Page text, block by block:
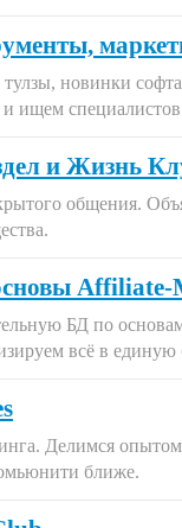
новинки
ищем
и Жизнь
общения.
БД по
всё в единую
Делимся
ближе.